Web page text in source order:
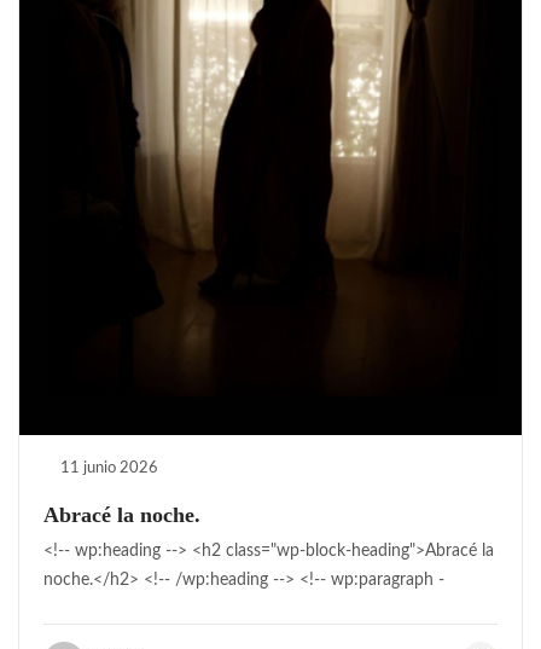
11 junio 2026
Abracé la noche.
<!-- wp:heading --> <h2 class="wp-block-heading">Abracé la
noche.</h2> <!-- /wp:heading --> <!-- wp:paragraph -